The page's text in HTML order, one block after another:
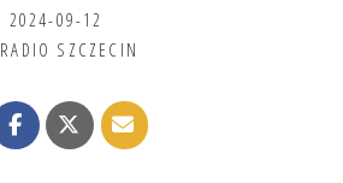
2024-09-12
RADIO SZCZECIN